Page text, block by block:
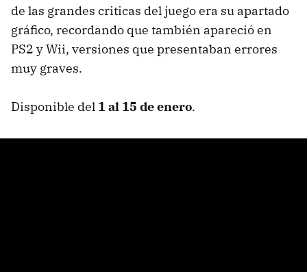
de las grandes criticas del juego era su apartado
gráfico, recordando que también apareció en
PS2 y Wii, versiones que presentaban errores
muy graves.
Disponible del 1 al 15 de enero.